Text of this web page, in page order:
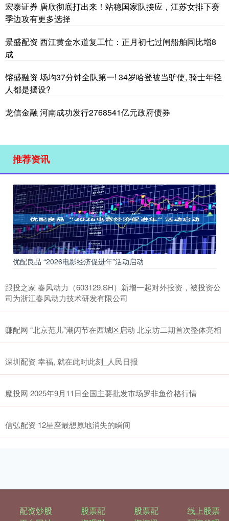
宏泰证券 唐欣彻底打出来！站稳国家队接应，江苏女排下赛
季边攻有更多选择
景盛配资 西江黄金水道复工忙：正月初七过闸船舶同比增8
成
镕盛融资 场均37分钟全队第一! 34岁哈登被当驴使, 骑士年轻
人都是摆设?
龙信金融 河南成功发行2768541亿元政府债券
推荐资讯
优配良品 “2026电影经济促进年”活动启动
跟投之家 春风动力（603129.SH）新增一起对外投资，被投资公
司为浙江春风动力技术研发有限公司
赚配网 “北京范儿”潮闪节在西城区启动 北京坊二期首次整体亮相
深圳配资 幸福, 就在此时此刻_人民日报
魔投网 2025年9月11日全国主要批发市场罗非鱼价格行情
信弘配资 12星座最想原地消失的瞬间
配资炒股
股票配
股票配
线上股票